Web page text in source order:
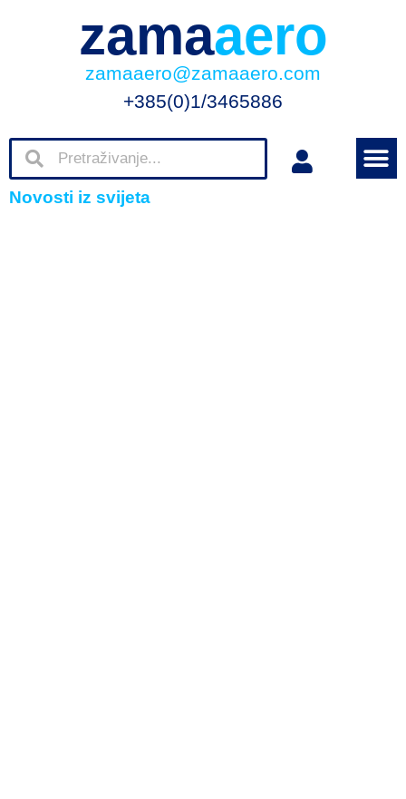
zamaaero
zamaaero@zamaaero.com
+385(0)1/3465886
Novosti iz svijeta